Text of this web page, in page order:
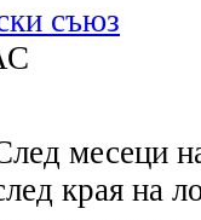
съюз
месеци
края на